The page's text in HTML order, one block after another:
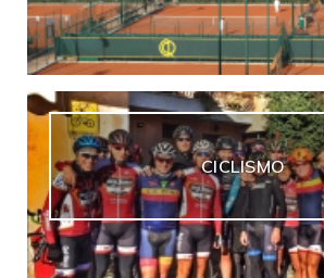
CICLISMO